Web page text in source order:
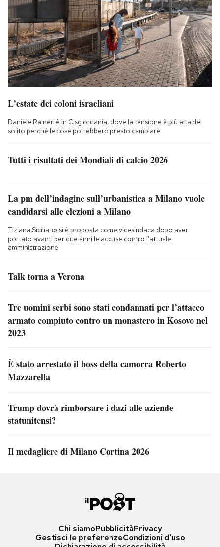
L’estate dei coloni israeliani
Daniele Raineri è in Cisgiordania, dove la tensione è più alta del
solito perché le cose potrebbero presto cambiare
Tutti i risultati dei Mondiali di calcio 2026
La pm dell’indagine sull’urbanistica a Milano vuole
candidarsi alle elezioni a Milano
Tiziana Siciliano si è proposta come vicesindaca dopo aver
portato avanti per due anni le accuse contro l'attuale
amministrazione
Talk torna a Verona
Tre uomini serbi sono stati condannati per l’attacco
armato compiuto contro un monastero in Kosovo nel
2023
È stato arrestato il boss della camorra Roberto
Mazzarella
Trump dovrà rimborsare i dazi alle aziende
statunitensi?
Il medagliere di Milano Cortina 2026
Chi siamoPubblicitàPrivacy
Gestisci le preferenzeCondizioni d'uso